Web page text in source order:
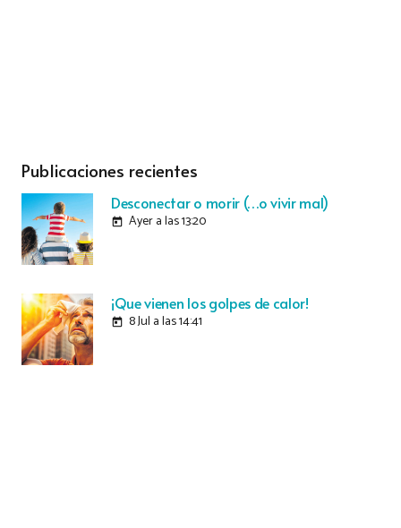
Publicaciones recientes
Desconectar o morir (…o vivir mal)
today Ayer a las 13:20
¡Que vienen los golpes de calor!
today 8 Jul a las 14:41